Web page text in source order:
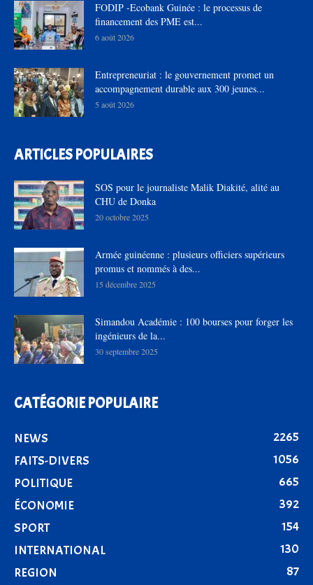
FODIP -Ecobank Guinée : le processus de
financement des PME est...
6 août 2026
Entrepreneuriat : le gouvernement promet un
accompagnement durable aux 300 jeunes...
5 août 2026
ARTICLES POPULAIRES
SOS pour le journaliste Malik Diakité, alité au
CHU de Donka
20 octobre 2025
Armée guinéenne : plusieurs officiers supérieurs
promus et nommés à des...
15 décembre 2025
Simandou Académie : 100 bourses pour forger les
ingénieurs de la...
30 septembre 2025
CATÉGORIE POPULAIRE
NEWS
2265
FAITS-DIVERS
1056
POLITIQUE
665
ÉCONOMIE
392
SPORT
154
INTERNATIONAL
130
REGION
87